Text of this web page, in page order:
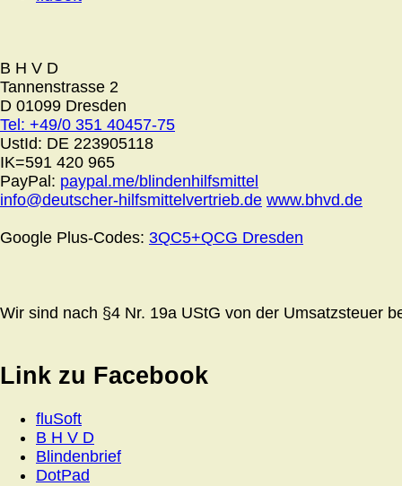
B H V D
Tannenstrasse 2
D 01099 Dresden
Tel: +49/0 351 40457-75
UstId: DE 223905118
IK=591 420 965
PayPal: paypal.me/blindenhilfsmittel
info@deutscher-hilfsmittelvertrieb.de www.bhvd.de
Google Plus-Codes: 3QC5+QCG Dresden
Wir sind nach §4 Nr. 19a UStG von der Umsatzsteuer
Link zu Facebook
fluSoft
B H V D
Blindenbrief
DotPad